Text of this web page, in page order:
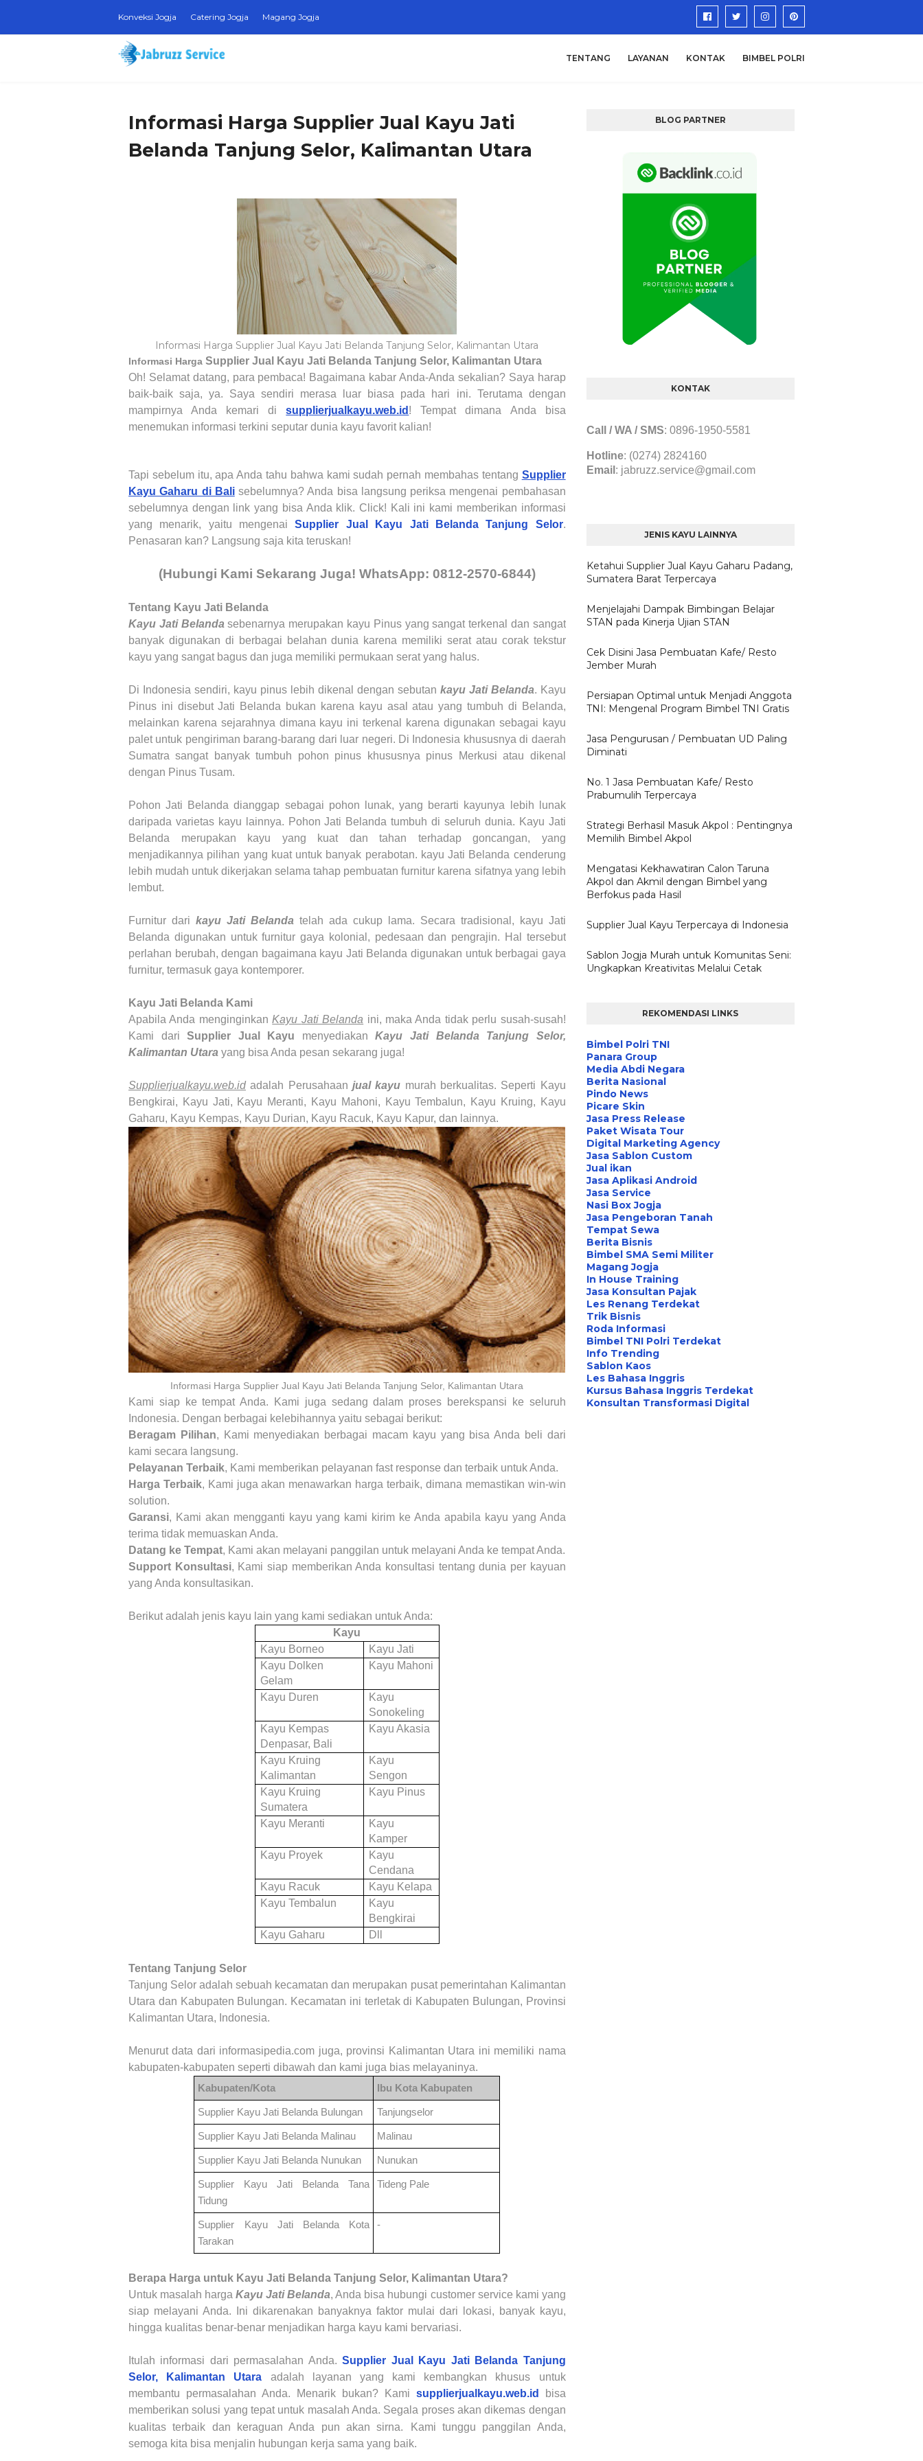
Konveksi Jogja Catering Jogja Magang Jogja
TENTANG LAYANAN KONTAK BIMBEL POLRI
Informasi Harga Supplier Jual Kayu Jati
Belanda Tanjung Selor, Kalimantan Utara
Informasi Harga Supplier Jual Kayu Jati Belanda Tanjung Selor, Kalimantan Utara
Informasi Harga Supplier Jual Kayu Jati Belanda Tanjung Selor, Kalimantan Utara
Oh! Selamat datang, para pembaca! Bagaimana kabar Anda-Anda sekalian? Saya harap
baik-baik saja, ya. Saya sendiri merasa luar biasa pada hari ini. Terutama dengan
mampirnya Anda kemari disupplierjualkayu.web.id ! Tempat dimana Anda bisa
menemukan informasi terkini seputar dunia kayu favorit kalian!
Tapi sebelum itu, apa Anda tahu bahwa kami sudah pernah membahas tentang Supplier
Kayu Gaharu di Balisebelumnya? Anda bisa langsung periksa mengenai pembahasan
sebelumnya dengan link yang bisa Anda klik. Click! Kali ini kami memberikan informasi
yang menarik, yaitu mengenaiSupplier Jual Kayu Jati BelandaTanjung Selor.
Penasaran kan? Langsung saja kita teruskan!
(Hubungi Kami Sekarang Juga! WhatsApp: 0812-2570-6844)
Tentang Kayu Jati Belanda
Kayu Jati Belandasebenarnya merupakan kayu Pinus yang sangat terkenal dan sangat
banyak digunakan di berbagai belahan dunia karena memiliki serat atau corak tekstur
kayu yang sangat bagus dan juga memiliki permukaan serat yang halus.
Di Indonesia sendiri, kayu pinus lebih dikenal dengan sebutan kayu Jati Belanda. Kayu
Pinus ini disebut Jati Belanda bukan karena kayu asal atau yang tumbuh di Belanda,
melainkan karena sejarahnya dimana kayu ini terkenal karena digunakan sebagai kayu
palet untuk pengiriman barang-barang dari luar negeri. Di Indonesia khususnya di daerah
Sumatra sangat banyak tumbuh pohon pinus khususnya pinus Merkusi atau dikenal
dengan Pinus Tusam.
PohonJati Belandadianggap sebagai pohon lunak, yang berarti kayunya lebih lunak
daripada varietas kayu lainnya. PohonJati Belandatumbuh di seluruh dunia. Kayu Jati
Belanda merupakan kayu yang kuat dan tahan terhadap goncangan, yang
menjadikannya pilihan yang kuat untuk banyak perabotan. kayuJati Belanda cenderung
lebih mudah untuk dikerjakan selama tahap pembuatan furnitur karena sifatnya yang lebih
lembut.
Furnitur dari kayu Jati Belanda telah ada cukup lama. Secara tradisional, kayu Jati
Belanda digunakan untuk furnitur gaya kolonial, pedesaan dan pengrajin. Hal tersebut
perlahan berubah, dengan bagaimana kayu Jati Belanda digunakan untuk berbagai gaya
furnitur, termasuk gaya kontemporer.
Kayu Jati Belanda Kami
Apabila Anda menginginkanKayu Jati Belanda ini, maka Anda tidak perlu susah-susah!
Kami dariSupplier Jual Kayu menyediakanKayu Jati Belanda Tanjung Selor,
Kalimantan Utara yang bisa Anda pesan sekarang juga!
Supplierjualkayu.web.idadalah Perusahaan jual kayu murah berkualitas. Seperti Kayu
Bengkirai, Kayu Jati, Kayu Meranti, Kayu Mahoni, Kayu Tembalun, Kayu Kruing, Kayu
Gaharu, Kayu Kempas, Kayu Durian, Kayu Racuk, Kayu Kapur, dan lainnya.
Informasi Harga Supplier Jual Kayu Jati Belanda Tanjung Selor, Kalimantan Utara
Kami siap ke tempat Anda. Kami juga sedang dalam proses berekspansi ke seluruh
Indonesia. Dengan berbagai kelebihannya yaitu sebagai berikut:
Beragam Pilihan, Kami menyediakan berbagai macam kayu yang bisa Anda beli dari
kami secara langsung.
Pelayanan Terbaik, Kami memberikan pelayanan fast response dan terbaik untuk Anda.
Harga Terbaik, Kami juga akan menawarkan harga terbaik, dimana memastikan win-win
solution.
Garansi, Kami akan mengganti kayu yang kami kirim ke Anda apabila kayu yang Anda
terima tidak memuaskan Anda.
Datang ke Tempat, Kami akan melayani panggilan untuk melayani Anda ke tempat Anda.
Support Konsultasi, Kami siap memberikan Anda konsultasi tentang dunia per kayuan
yang Anda konsultasikan.
Berikut adalah jenis kayu lain yang kami sediakan untuk Anda:
Kayu
Kayu Borneo
Kayu Jati
Kayu Dolken
Gelam
Kayu Mahoni
Kayu Duren
Kayu
Sonokeling
Kayu Kempas
Denpasar, Bali
Kayu Akasia
Kayu Kruing
Kalimantan
Kayu
Sengon
Kayu Kruing
Sumatera
Kayu Pinus
Kayu Meranti
Kayu
Kamper
Kayu Proyek
Kayu
Cendana
Kayu Racuk
Kayu Kelapa
Kayu Tembalun
Kayu
Bengkirai
Kayu Gaharu
Dll
Tentang Tanjung Selor
Tanjung Selor adalah sebuah kecamatan dan merupakan pusat pemerintahan Kalimantan
Utara dan Kabupaten Bulungan. Kecamatan ini terletak di Kabupaten Bulungan, Provinsi
Kalimantan Utara, Indonesia.
Menurut data dari informasipedia.com juga, provinsi Kalimantan Utara ini memiliki nama
kabupaten-kabupaten seperti dibawah dan kami juga bias melayaninya.
Kabupaten/Kota Ibu Kota Kabupaten
Supplier Kayu Jati Belanda Bulungan Tanjungselor
Supplier Kayu Jati Belanda Malinau Malinau
Supplier Kayu Jati Belanda Nunukan Nunukan
Supplier Kayu Jati BelandaTana
Tidung
Tideng Pale
Supplier Kayu Jati Belanda
Kota
Tarakan
-
Berapa Harga untuk Kayu Jati Belanda Tanjung Selor, Kalimantan Utara?
Untuk masalah hargaKayu Jati Belanda, Anda bisa hubungi customer service kami yang
siap melayani Anda. Ini dikarenakan banyaknya faktor mulai dari lokasi, banyak kayu,
hingga kualitas benar-benar menjadikan harga kayu kami bervariasi.
Itulah informasi dari permasalahan Anda.Supplier Jual Kayu Jati Belanda Tanjung
Selor, Kalimantan Utara
adalah layanan yang kami kembangkan khusus untuk
membantu permasalahan Anda. Menarik bukan? Kami supplierjualkayu.web.id
bisa
memberikan solusi yang tepat untuk masalah Anda. Segala proses akan dikemas dengan
kualitas terbaik dan keraguan Anda pun akan sirna.
Kami tunggu panggilan Anda,
semoga kita bisa menjalin hubungan kerja sama yang baik.
BLOG PARTNER
KONTAK
Call / WA / SMS: 0896-1950-5581
Hotline: (0274) 2824160
Email : jabruzz.service@gmail.com
JENIS KAYU LAINNYA
Ketahui Supplier Jual Kayu Gaharu Padang,
Sumatera Barat Terpercaya
Menjelajahi Dampak Bimbingan Belajar
STAN pada Kinerja Ujian STAN
Cek Disini Jasa Pembuatan Kafe/ Resto
Jember Murah
Persiapan Optimal untuk Menjadi Anggota
TNI: Mengenal Program Bimbel TNI Gratis
Jasa Pengurusan / Pembuatan UD Paling
Diminati
No. 1 Jasa Pembuatan Kafe/ Resto
Prabumulih Terpercaya
Strategi Berhasil Masuk Akpol : Pentingnya
Memilih Bimbel Akpol
Mengatasi Kekhawatiran Calon Taruna
Akpol dan Akmil dengan Bimbel yang
Berfokus pada Hasil
Supplier Jual Kayu Terpercaya di Indonesia
Sablon Jogja Murah untuk Komunitas Seni:
Ungkapkan Kreativitas Melalui Cetak
REKOMENDASI LINKS
Bimbel Polri TNI
Panara Group
Media Abdi Negara
Berita Nasional
Pindo News
Picare Skin
Jasa Press Release
Paket Wisata Tour
Digital Marketing Agency
Jasa Sablon Custom
Jual ikan
Jasa Aplikasi Android
Jasa Service
Nasi Box Jogja
Jasa Pengeboran Tanah
Tempat Sewa
Berita Bisnis
Bimbel SMA Semi Militer
Magang Jogja
In House Training
Jasa Konsultan Pajak
Les Renang Terdekat
Trik Bisnis
Roda Informasi
Bimbel TNI Polri Terdekat
Info Trending
Sablon Kaos
Les Bahasa Inggris
Kursus Bahasa Inggris Terdekat
Konsultan Transformasi Digital